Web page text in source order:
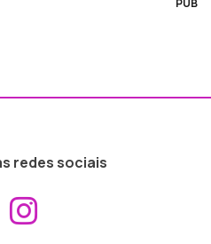
redes sociais
Aceder ao